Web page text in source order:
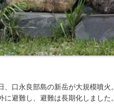
、口永良部島の新岳が大規模噴火。
避難し、避難は長期化しました。